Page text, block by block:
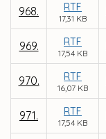
968. RTF
17,31 KB
969. RTF
17,54 KB
970. RTF
16,07 KB
971. RTF
17,54 KB